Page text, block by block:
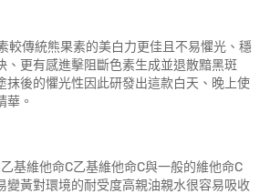
較傳統熊果素的美白力更佳且不易懼光、穩
、更有感進擊阻斷色素生成並退散黯黑斑
抹後的懼光性因此研發出這款白天、晚上使
華。
基維他命C乙基維他命C與一般的維他命C
變黃對環境的耐受度高親油親水很容易吸收